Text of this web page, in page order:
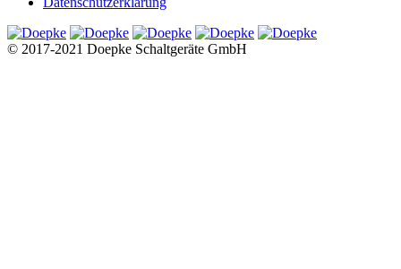
© 2017-2021 Doepke Schaltgeräte GmbH